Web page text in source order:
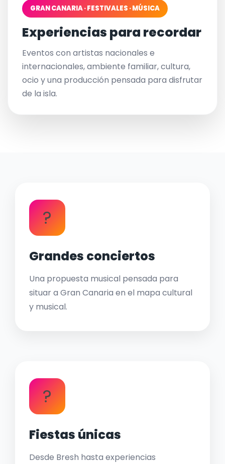
GRAN CANARIA · FESTIVALES · MÚSICA
Experiencias para recordar
Eventos con artistas nacionales e
internacionales, ambiente familiar, cultura,
ocio y una producción pensada para disfrutar
de la isla.
?
Grandes conciertos
Una propuesta musical pensada para
situar a Gran Canaria en el mapa cultural
y musical.
?
Fiestas únicas
Desde Bresh hasta experiencias